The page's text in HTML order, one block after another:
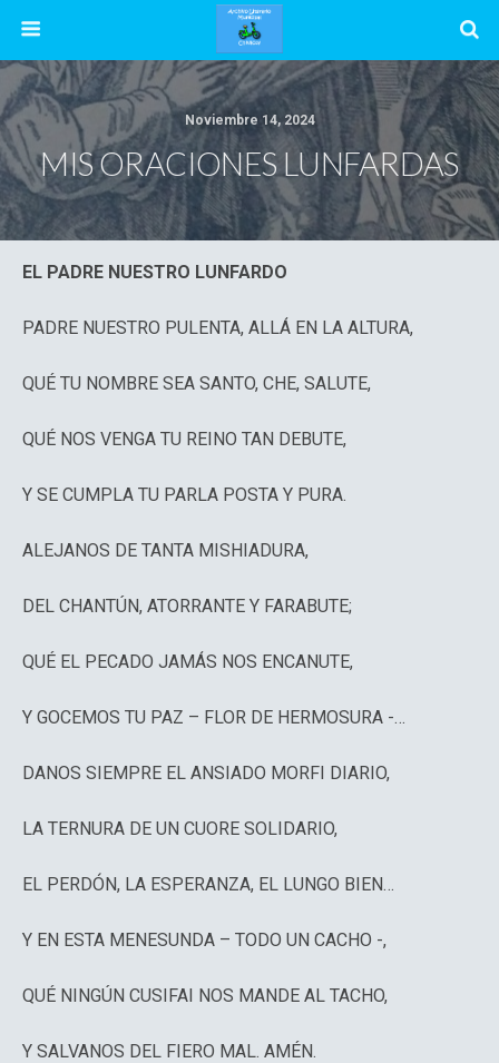
Noviembre 14, 2024
MIS ORACIONES LUNFARDAS
EL PADRE NUESTRO LUNFARDO
PADRE NUESTRO PULENTA, ALLÁ EN LA ALTURA,
QUÉ TU NOMBRE SEA SANTO, CHE, SALUTE,
QUÉ NOS VENGA TU REINO TAN DEBUTE,
Y SE CUMPLA TU PARLA POSTA Y PURA.
ALEJANOS DE TANTA MISHIADURA,
DEL CHANTÚN, ATORRANTE Y FARABUTE;
QUÉ EL PECADO JAMÁS NOS ENCANUTE,
Y GOCEMOS TU PAZ – FLOR DE HERMOSURA -…
DANOS SIEMPRE EL ANSIADO MORFI DIARIO,
LA TERNURA DE UN CUORE SOLIDARIO,
EL PERDÓN, LA ESPERANZA, EL LUNGO BIEN…
Y EN ESTA MENESUNDA – TODO UN CACHO -,
QUÉ NINGÚN CUSIFAI NOS MANDE AL TACHO,
Y SALVANOS DEL FIERO MAL. AMÉN.